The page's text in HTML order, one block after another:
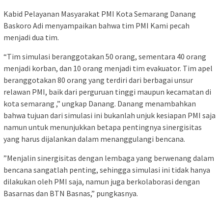
Kabid Pelayanan Masyarakat PMI Kota Semarang Danang
Baskoro Adi menyampaikan bahwa tim PMI Kami pecah
menjadi dua tim.
“Tim simulasi beranggotakan 50 orang, sementara 40 orang
menjadi korban, dan 10 orang menjadi tim evakuator. Tim apel
beranggotakan 80 orang yang terdiri dari berbagai unsur
relawan PMI, baik dari perguruan tinggi maupun kecamatan di
kota semarang ,” ungkap Danang. Danang menambahkan
bahwa tujuan dari simulasi ini bukanlah unjuk kesiapan PMI saja
namun untuk menunjukkan betapa pentingnya sinergisitas
yang harus dijalankan dalam menanggulangi bencana.
”Menjalin sinergisitas dengan lembaga yang berwenang dalam
bencana sangatlah penting, sehingga simulasi ini tidak hanya
dilakukan oleh PMI saja, namun juga berkolaborasi dengan
Basarnas dan BTN Basnas,” pungkasnya.